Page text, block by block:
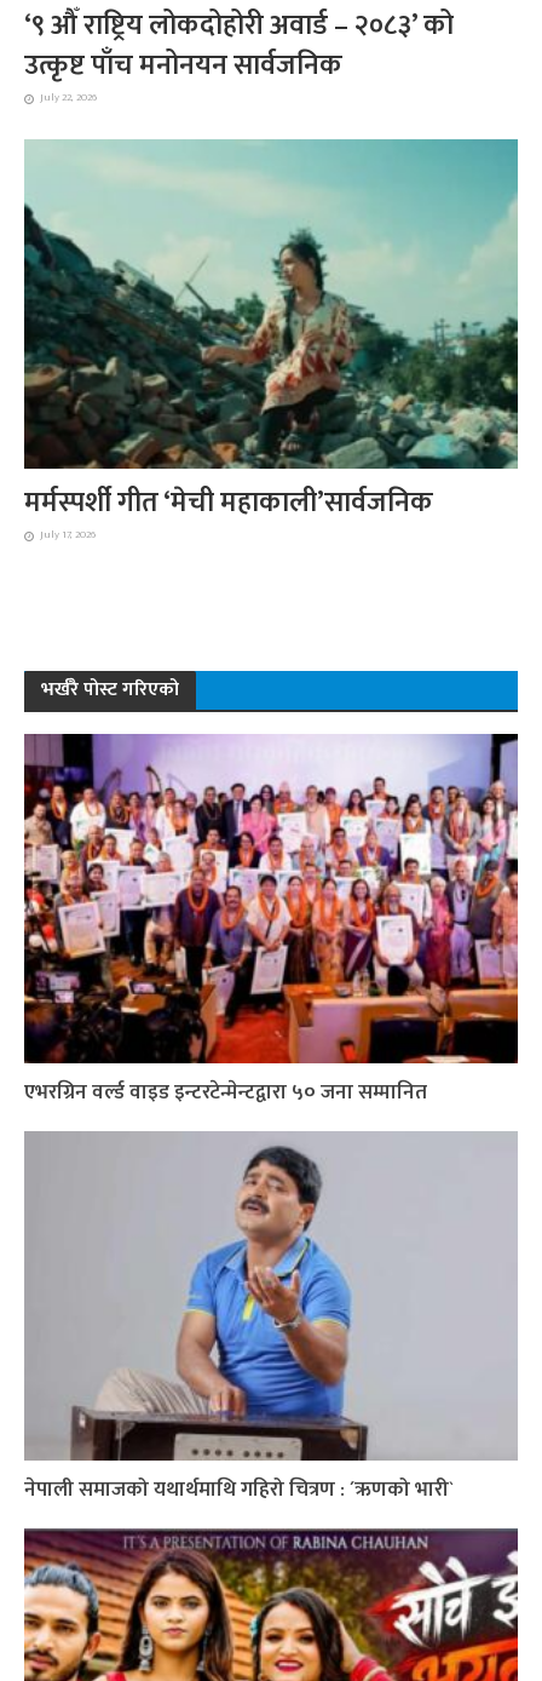
‘९ औँ राष्ट्रिय लोकदोहोरी अवार्ड – २०८३’ को
उत्कृष्ट पाँच मनोनयन सार्वजनिक
July 22, 2026
मर्मस्पर्शी गीत ‘मेची महाकाली’सार्वजनिक
July 17, 2026
भर्खरै पोस्ट गरिएको
एभरग्रिन वर्ल्ड वाइड इन्टरटेन्मेन्टद्वारा ५० जना सम्मानित
नेपाली समाजको यथार्थमाथि गहिरो चित्रण : ´ऋणको भारी`